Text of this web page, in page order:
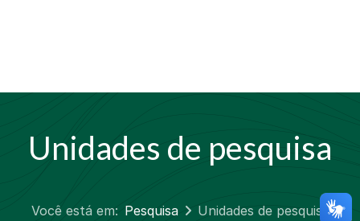
Unidades de pesquisa
Você está em: Pesquisa Unidades de pesquisa